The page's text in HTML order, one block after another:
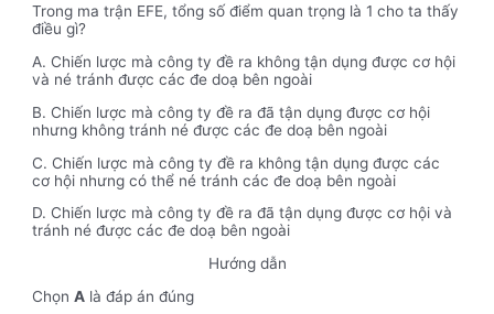
Trong ma trận EFE, tổng số điểm quan trọng là 1 cho ta thấy
điều gì?
A. Chiến lược mà công ty đề ra không tận dụng được cơ hội
và né tránh được các đe doạ bên ngoài
B. Chiến lược mà công ty đề ra đã tận dụng được cơ hội
nhưng không tránh né được các đe doạ bên ngoài
C. Chiến lược mà công ty đề ra không tận dụng được các
cơ hội nhưng có thể né tránh các đe doạ bên ngoài
D. Chiến lược mà công ty đề ra đã tận dụng được cơ hội và
tránh né được các đe doạ bên ngoài
Hướng dẫn
ChọnA là đáp án đúng